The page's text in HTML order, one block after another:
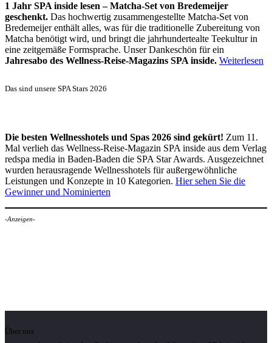
1 Jahr SPA inside lesen – Matcha-Set von Bredemeijer
geschenkt. Das hochwertig zusammengestellte Matcha-Set von
Bredemeijer enthält alles, was für die traditionelle Zubereitung von
Matcha benötigt wird, und bringt die jahrhundertealte Teekultur in
eine zeitgemäße Formsprache. Unser Dankeschön für ein
Jahresabo des Wellness-Reise-Magazins SPA inside. Weiterlesen
Das sind unsere SPA Stars 2026
Die besten Wellnesshotels und Spas 2026 sind gekürt! Zum 11.
Mal verlieh das Wellness-Reise-Magazin SPA inside aus dem Verlag
redspa media in Baden-Baden die SPA Star Awards. Ausgezeichnet
wurden herausragende Wellnesshotels für außergewöhnliche
Leistungen und Konzepte in 10 Kategorien. Hier sehen Sie die
Gewinner und Nominierten
-Anzeigen-
Über uns